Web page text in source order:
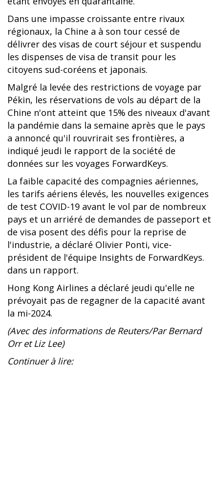
Dans une impasse croissante entre rivaux
régionaux, la Chine a à son tour cessé de
délivrer des visas de court séjour et suspendu
les dispenses de visa de transit pour les
citoyens sud-coréens et japonais.
Malgré la levée des restrictions de voyage par
Pékin, les réservations de vols au départ de la
Chine n'ont atteint que 15% des niveaux d'avant
la pandémie dans la semaine après que le pays
a annoncé qu'il rouvrirait ses frontières, a
indiqué jeudi le rapport de la société de
données sur les voyages ForwardKeys.
La faible capacité des compagnies aériennes,
les tarifs aériens élevés, les nouvelles exigences
de test COVID-19 avant le vol par de nombreux
pays et un arriéré de demandes de passeport et
de visa posent des défis pour la reprise de
l'industrie, a déclaré Olivier Ponti, vice-
président de l'équipe Insights de ForwardKeys.
dans un rapport.
Hong Kong Airlines a déclaré jeudi qu'elle ne
prévoyait pas de regagner de la capacité avant
la mi-2024.
(Avec des informations de Reuters/Par Bernard
Orr et Liz Lee)
Continuer à lire: